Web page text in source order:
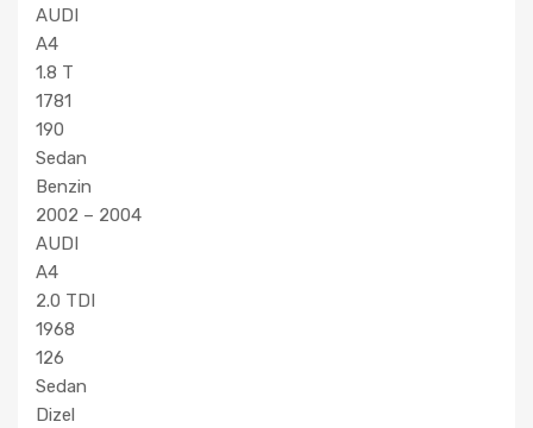
AUDI
A4
1.8 T
1781
190
Sedan
Benzin
2002 – 2004
AUDI
A4
2.0 TDI
1968
126
Sedan
Dizel